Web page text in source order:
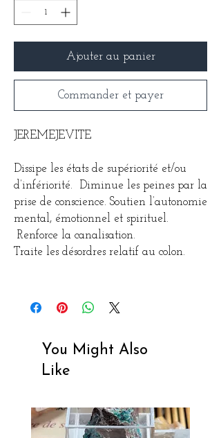
Ajouter au panier
Commander et payer
JEREMEJEVITE
Dissipe les états de supériorité et/ou
d’infériorité. Diminue les peines par la
prise de conscience. Soutien l’autonomie
mental, émotionnel et spirituel.
Renforce la canalisation.
Traite les désordres relatif au colon.
You Might Also
Like